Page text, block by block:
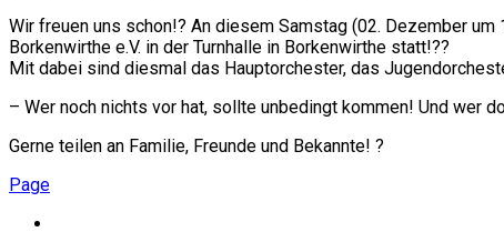
Wir freuen uns schon!? An diesem Samstag (02. Dezember
Borkenwirthe e.V. in der Turnhalle in Borkenwirthe statt!??
Mit dabei sind diesmal das Hauptorchester, das
– Wer noch nichts vor hat, sollte unbedingt kommen! Und wer
Gerne teilen an Familie, Freunde und Bekannte! ?
Page